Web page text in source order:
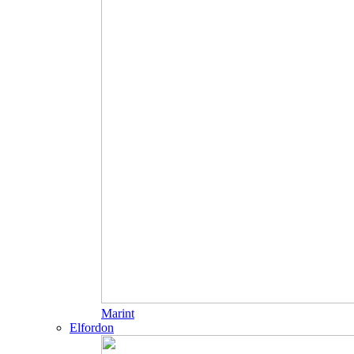
Marint
Elfordon